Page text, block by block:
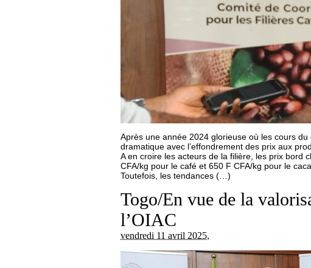
Après une année 2024 glorieuse où les cours
dramatique avec l’effondrement des prix aux
A en croire les acteurs de la filière, les prix bord
CFA/kg pour le café et 650 F CFA/kg pour le
Toutefois, les tendances (…)
Togo/En vue de la
l’OIAC
vendredi 11 avril 2025,